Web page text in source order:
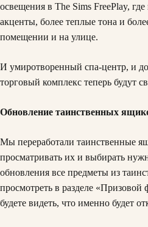
И умиротворенный спа-центр, и
торговый комплекс теперь будут
Обновление таинственных
Мы переработали таинственные
просматривать их и выбирать
обновления все предметы из
просмотреть в разделе
будете видеть, что именно будет